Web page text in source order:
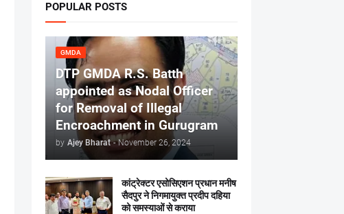
POPULAR POSTS
GMDA
DTP GMDA R.S. Batth
appointed as Nodal Officer
for Removal of Illegal
Encroachment in Gurugram
by Ajey Bharat - November 26, 2024
कांट्रेक्टर एसोसिएशन प्रधान मनीष
सैदपुर ने निगमायुक्त प्रदीप दहिया
को समस्याओं से कराया